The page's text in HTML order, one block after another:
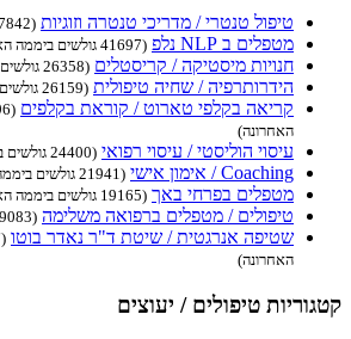
טיפול טנטרי / מדריכי טנטרה וזוגיות (47842 גולשים ביממה האחרונה)
מטפלים ב NLP נלפ (41697 גולשים ביממה האחרונה)
חנויות מיסטיקה / קריסטלים (26358 גולשים ביממה האחרונה)
הידרותרפיה / שחיה טיפולית (26159 גולשים ביממה האחרונה)
קריאה בקלפי טארוט / קוראת בקלפים
האחרונה)
עיסוי הוליסטי / עיסוי רפואי (24400 גולשים ביממה האחרונה)
Coaching / אימון אישי (21941 גולשים ביממה האחרונה)
מטפלים בפרחי באך (19165 גולשים ביממה האחרונה)
טיפולים / מטפלים ברפואה משלימה (19083 גולשים ביממה האחרונה)
שטיפה אנרגטית / שיטת ד"ר נאדר בוטו
האחרונה)
קטגוריות טיפולים / יעוצים